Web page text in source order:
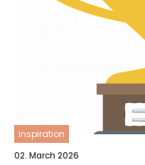
inspiration
02. March 2026